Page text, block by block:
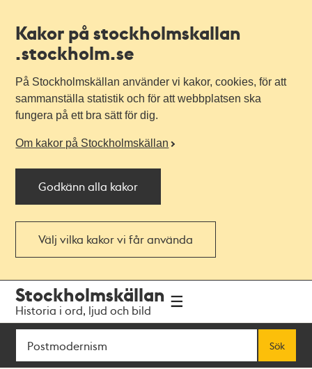
Kakor på stockholmskallan
.stockholm.se
På Stockholmskällan använder vi kakor, cookies, för att
sammanställa statistik och för att webbplatsen ska
fungera på ett bra sätt för dig.
Om kakor på Stockholmskällan
Godkänn alla kakor
Välj vilka kakor vi får använda
navigationen
huvudinnehållet
Stockholmskällan
Historia i ord, ljud och bild
Sök
Sök